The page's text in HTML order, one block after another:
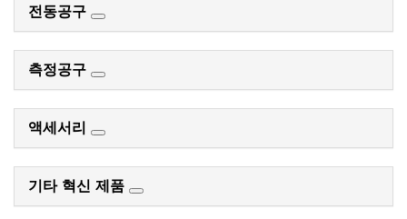
전동공구
측정공구
액세서리
기타 혁신 제품